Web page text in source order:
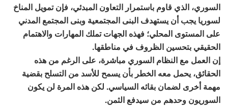
السوري، الذي قاوم باستمرار التعاون المبدئي، فإن تمويل المناخ
لسوريا يجب أن يستهدف البنى المجتمعية وبنى المجتمع المدني
على المستوى المحلي؛ فهذه الجهات تملك المهارات والاهتمام
الحقيقي بتحسين الظروف في مناطقها.
إن العمل مع النظام السوري مباشرة، على الرغم من هذه
الحقائق، يحمل معه الخطر بأن يسمح للأسد من التسلح بقضية
مهمة أخرى لضمان بقائه السياسي. لكن هذه المرة لن يكون
السوريون وحدهم من سيدفع الثمن.